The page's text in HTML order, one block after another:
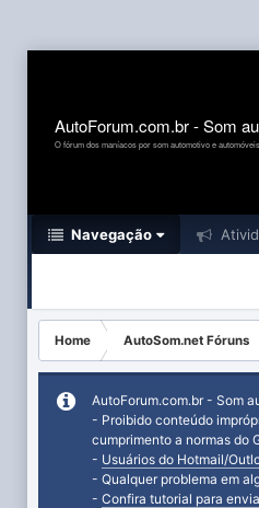
AutoForum.com.br - Som
O fórum dos maníacos por som automotivo e automóveis
Navegação
Home AutoSom.net Fóruns
AutoForum.com.br - Som
- Proibido conteúdo
cumprimento a normas do
- Usuários do Hotmail/
- Qualquer problema em
- Confira tutorial para